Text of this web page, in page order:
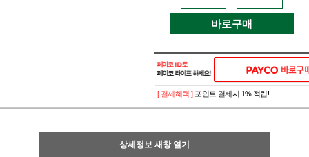
바로구매
[ 결제혜택 ] 포인트 결제시 1% 적립!
상세정보 새창 열기